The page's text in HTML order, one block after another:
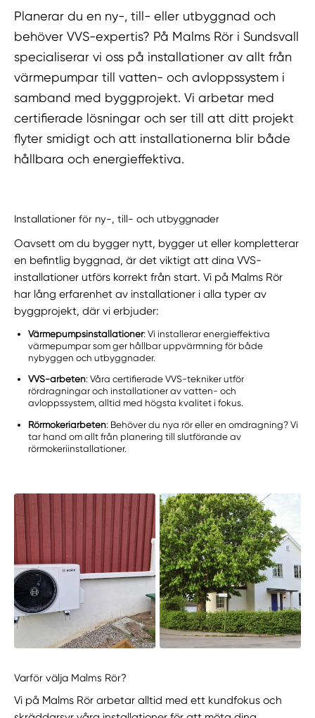
Planerar du en ny-, till- eller utbyggnad och
behöver VVS-expertis? På Malms Rör i Sundsvall
specialiserar vi oss på installationer av allt från
värmepumpar till vatten- och avloppssystem i
samband med byggprojekt. Vi arbetar med
certifierade lösningar och ser till att ditt projekt
flyter smidigt och att installationerna blir både
hållbara och energieffektiva.
Installationer för ny-, till- och utbyggnader
Oavsett om du bygger nytt, bygger ut eller kompletterar
en befintlig byggnad, är det viktigt att dina VVS-
installationer utförs korrekt från start. Vi på Malms Rör
har lång erfarenhet av installationer i alla typer av
byggprojekt, där vi erbjuder:
Värmepumpsinstallationer: Vi installerar energieffektiva
värmepumpar som ger hållbar uppvärmning för både
nybyggen och utbyggnader.
VVS-arbeten: Våra certifierade VVS-tekniker utför
rördragningar och installationer av vatten- och
avloppssystem, alltid med högsta kvalitet i fokus.
Rörmokeriarbeten: Behöver du nya rör eller en omdragning? Vi
tar hand om allt från planering till slutförande av
rörmokeriinstallationer.
Varför välja Malms Rör?
Vi på Malms Rör arbetar alltid med ett kundfokus och